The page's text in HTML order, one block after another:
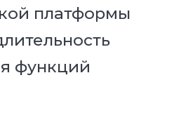
платформы
функций